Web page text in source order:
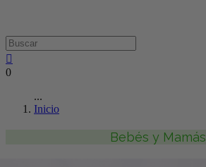
0
...
Inicio
Bebés y Mamás